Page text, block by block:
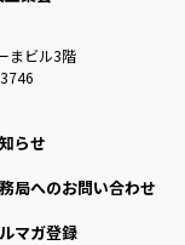
まビル3階
らせ
局へのお問い合わせ
マガ登録